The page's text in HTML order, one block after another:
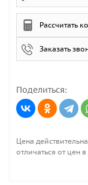
Рассчитать
Заказать
Поделиться:
Цена
отличаться от цен